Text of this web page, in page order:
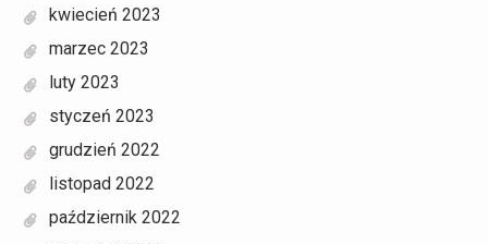
kwiecień 2023
marzec 2023
luty 2023
styczeń 2023
grudzień 2022
listopad 2022
październik 2022